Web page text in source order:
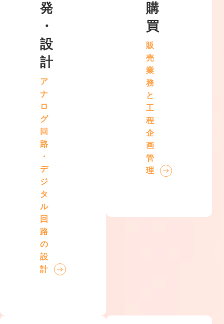
発
・
設
計
ア
ナ
ロ
グ
回
路
・
デ
ジ
タ
ル
回
路
の
設
計
購
買
販
売
業
務
と
工
程
企
画
管
理